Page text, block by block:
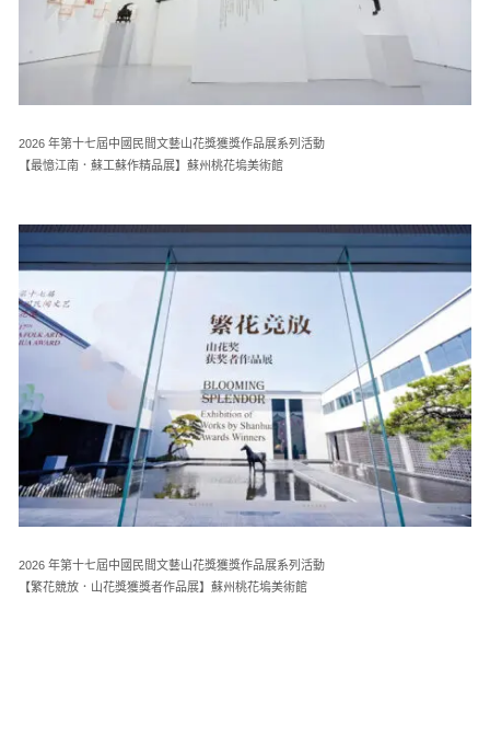
2026 年第十七屆中國民間文藝山花獎獲獎作品展系列活動
【最憶江南．蘇工蘇作精品展】蘇州桃花塢美術館
2026 年第十七屆中國民間文藝山花獎獲獎作品展系列活動
【繁花競放．山花獎獲獎者作品展】蘇州桃花塢美術館